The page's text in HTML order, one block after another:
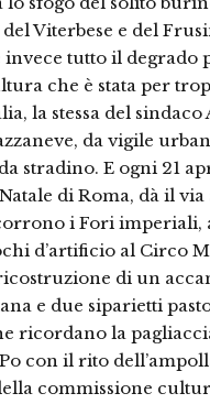
del Viterbese e del
invece tutto il
che è stata per
la stessa del
da vigile
stradino. E ogni 21
di Roma, dà il
i Fori imperiali,
d’artificio al Circo
di un
e due siparietti
ricordano la
con il rito
commissione